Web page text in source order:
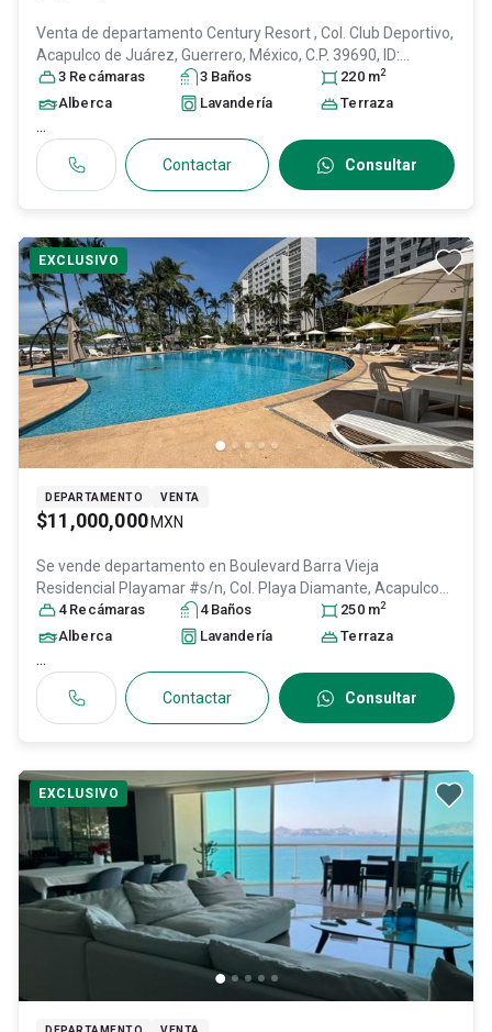
Venta de departamento Century Resort , Col. Club Deportivo,
Acapulco de Juárez, Guerrero, México, C.P. 39690, ID:
26465251
3 Recámaras 3 Baños 220 m2
Alberca Lavandería Terraza
...
Contactar Consultar
EXCLUSIVO
DEPARTAMENTO VENTA
$11,000,000 MXN
Se vende departamento en Boulevard Barra Vieja
Residencial Playamar #s/n, Col. Playa Diamante, Acapulco
de Juárez, Guerrero , México, C.P. 39897 , ID:30390032
4 Recámaras 4 Baños 250 m2
Alberca Lavandería Terraza
...
Contactar Consultar
EXCLUSIVO